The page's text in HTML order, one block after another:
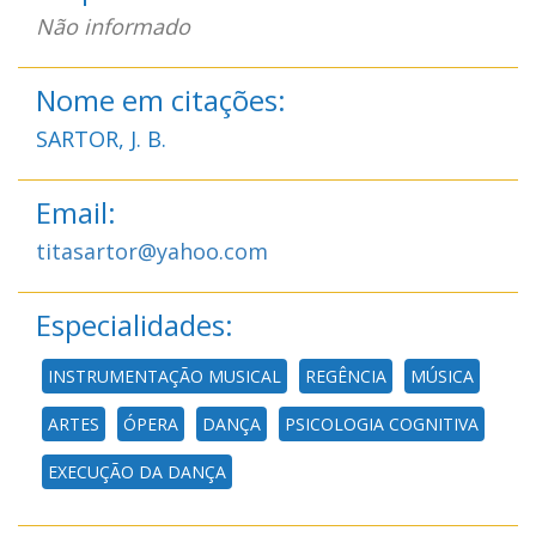
Não informado
Nome em citações:
SARTOR, J. B.
Email:
titasartor@yahoo.com
Especialidades:
INSTRUMENTAÇÃO MUSICAL REGÊNCIA MÚSICA
ARTES ÓPERA DANÇA PSICOLOGIA COGNITIVA
EXECUÇÃO DA DANÇA